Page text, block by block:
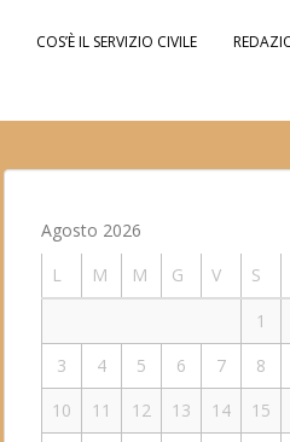
COS’È IL SERVIZIO CIVILE
Agosto 2026
L
M M G V S
1
3
4 5 6 7 8
10
11 12 13 14 15